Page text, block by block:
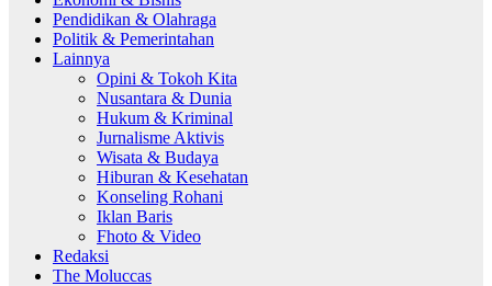
Pendidikan & Olahraga
Politik & Pemerintahan
Lainnya
Opini & Tokoh Kita
Nusantara & Dunia
Hukum & Kriminal
Jurnalisme Aktivis
Wisata & Budaya
Hiburan & Kesehatan
Konseling Rohani
Iklan Baris
Fhoto & Video
Redaksi
The Moluccas